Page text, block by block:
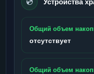
Общий объем
отсутствует
Общий объем